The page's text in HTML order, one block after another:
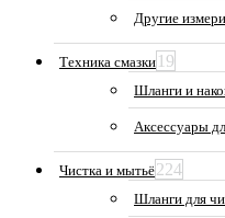
Другие
Техника смазки 19
Шланги и
Аксессуары
Чистка и мытьё224
Шланги для